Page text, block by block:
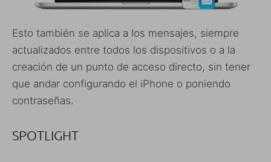
Esto también se aplica a los mensajes, siempre
actualizados entre todos los dispositivos o a la
creación de un punto de acceso directo, sin tener
que andar configurando el iPhone o poniendo
contraseñas.
SPOTLIGHT